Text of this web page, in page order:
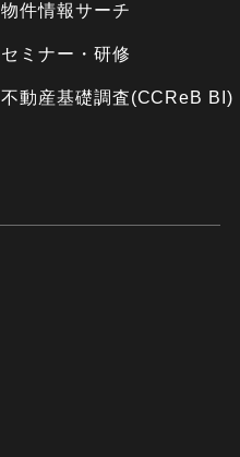
物件情報サーチ
セミナー・研修
不動産基礎調査(CCReB BI)